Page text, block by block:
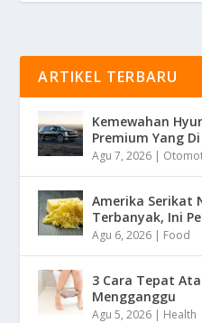
ARTIKEL TERBARU
Kemewahan
Premium Yang
Agu 7, 2026 |
Amerika Serikat
Terbanyak, Ini
Agu 6, 2026 | Food
3 Cara Tepat
Mengganggu
Agu 5, 2026 | Health